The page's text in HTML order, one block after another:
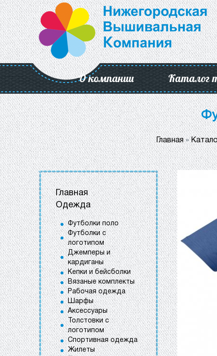
О компании Каталог
Главная»
Главная
Одежда
Футболки поло
Футболки с
логотипом
Джемперы и
кардиганы
Кепки и бейсболки
Вязаные комплекты
Рабочая одежда
Шарфы
Аксессуары
Толстовки с
логотипом
Спортивная одежда
Жилеты